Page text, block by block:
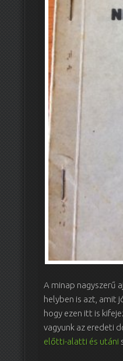
A minap nagyszerű
helyben is azt, amit
hogy ezen itt is
vagyunk az eredeti
előtti-alatti és utáni